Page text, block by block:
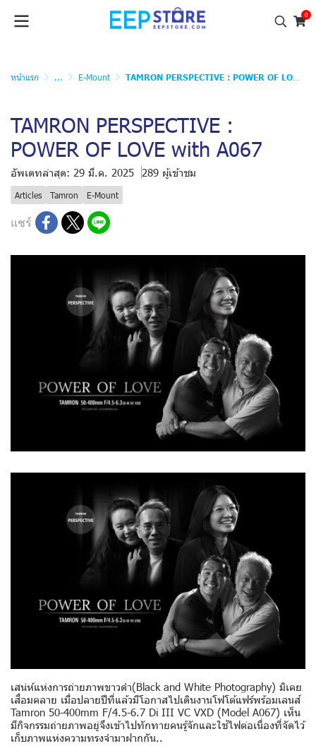
0
หน้าแรก ... E-Mount TAMRON PERSPECTIVE : POWER OF LOVE with A067
TAMRON PERSPECTIVE :
POWER OF LOVE with A067
อัพเดทล่าสุด: 29 มี.ค. 2025 289 ผู้เข้าชม
Articles Tamron E-Mount
แชร์
เสน่ห์แห่งการถ่ายภาพขาวดำ(Black and White Photography) มิเคย
เสื่อมคลาย เมื่อปลายปีที่แล้วมีโอกาสไปเดินงานโฟโต้แฟร์พร้อมเลนส์
Tamron 50-400mm F/4.5-6.7 Di III VC VXD (Model A067) เห็น
มีกิจกรรมถ่ายภาพอยู่จึงเข้าไปทักทายคนรู้จักและใช้ไฟต่อเนื่องที่จัดไว้
เก็บภาพแห่งความทรงจำมาฝากกัน..